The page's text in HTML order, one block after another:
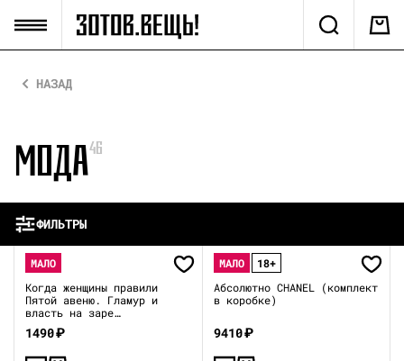
НАЗАД
МОДА46
ФИЛЬТРЫ
МАЛО
Когда женщины правили
Пятой авеню. Гламур и
власть на заре
американской моды
1490₽
МАЛО
18+
Абсолютно CHANEL (комплект
в коробке)
9410₽